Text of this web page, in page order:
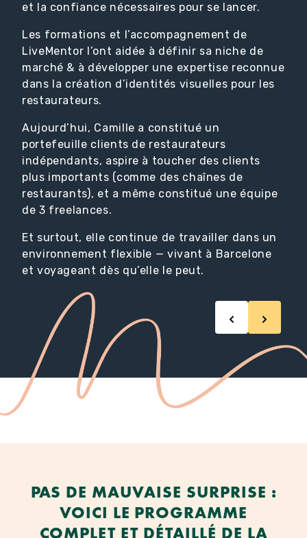
et la confiance nécessaires pour se lancer.
Les formations et l’accompagnement de
LiveMentor l’ont aidée à définir sa niche de
marché & à développer une expertise reconnue
dans la création d’identités visuelles pour les
restaurateurs.
Aujourd’hui, Camille a constitué un
portefeuille clients de restaurateurs
indépendants, aspire à toucher des clients
plus importants (comme des chaînes de
restaurants), et a même constitué une équipe
de 3 freelances.
Et surtout, elle continue de travailler dans un
environnement flexible — vivant à Barcelone
et voyageant dès qu’elle le peut.
PAS DE MAUVAISE SURPRISE :
VOICI LE PROGRAMME
COMPLET ET DÉTAILLÉ DE LA